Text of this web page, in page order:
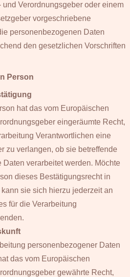
Verordnungsgeber oder einem
vorgeschriebene
personenbezogenen Daten
den gesetzlichen Vorschriften
Person
hat das vom Europäischen
eingeräumte Recht,
Verantwortlichen eine
zu verlangen, ob sie betreffende
Daten verarbeitet werden. Möchte
dieses Bestätigungsrecht in
sie sich hierzu jederzeit an
für die Verarbeitung
personenbezogener Daten
das vom Europäischen
gewährte Recht,